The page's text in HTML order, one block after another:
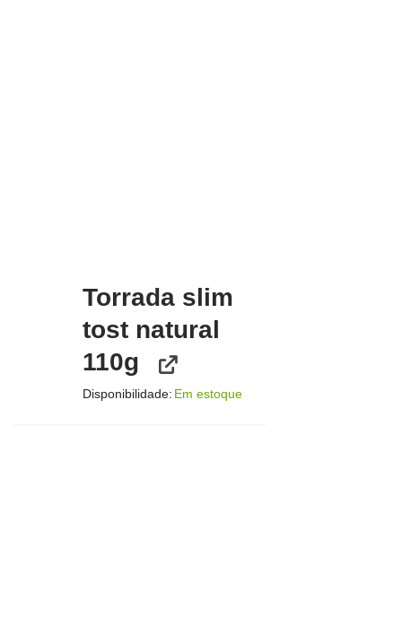
Torrada slim
tost natural
110g
Disponibilidade: Em estoque